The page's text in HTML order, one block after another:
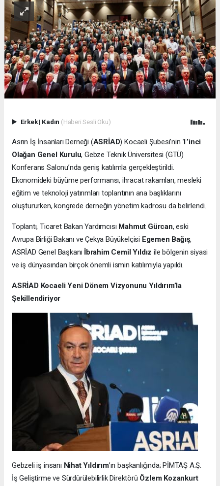
Erkek| Kadın (Haberi Sesli Oku)
Asrın İş İnsanları Derneği (ASRİAD) Kocaeli Şubesi’nin 1’inci
Olağan Genel Kurulu, Gebze Teknik Üniversitesi (GTÜ)
Konferans Salonu’nda geniş katılımla gerçekleştirildi.
Ekonomideki büyüme performansı, ihracat rakamları, mesleki
eğitim ve teknoloji yatırımları toplantının ana başlıklarını
oluştururken, kongrede derneğin yönetim kadrosu da belirlendi.
Toplantı, Ticaret Bakan Yardımcısı Mahmut Gürcan, eski
Avrupa Birliği Bakanı ve Çekya Büyükelçisi Egemen Bağış,
ASRİAD Genel Başkanı İbrahim Cemil Yıldız ile bölgenin siyasi
ve iş dünyasından birçok önemli ismin katılımıyla yapıldı.
ASRİAD Kocaeli Yeni Dönem Vizyonunu Yıldırım’la
Şekillendiriyor
Gebzeli iş insanı Nihat Yıldırım’ın başkanlığında; PİMTAŞ A.Ş.
İş Geliştirme ve Sürdürülebilirlik Direktörü Özlem Kozankurt